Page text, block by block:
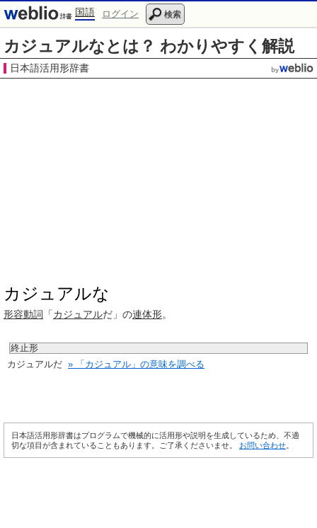
国語 ログイン 検索
カジュアルなとは？ わかりやすく解説
日本語活用形辞書
カジュアルな
形容動詞 「カジュアルだ」の連体形。
終止形
カジュアルだ » 「カジュアル」の意味を調べる
日本語活用形辞書はプログラムで機械的に活用形や説明を生成しているため、不適
切な項目が含まれていることもあります。ご了承くださいませ。 お問い合わせ